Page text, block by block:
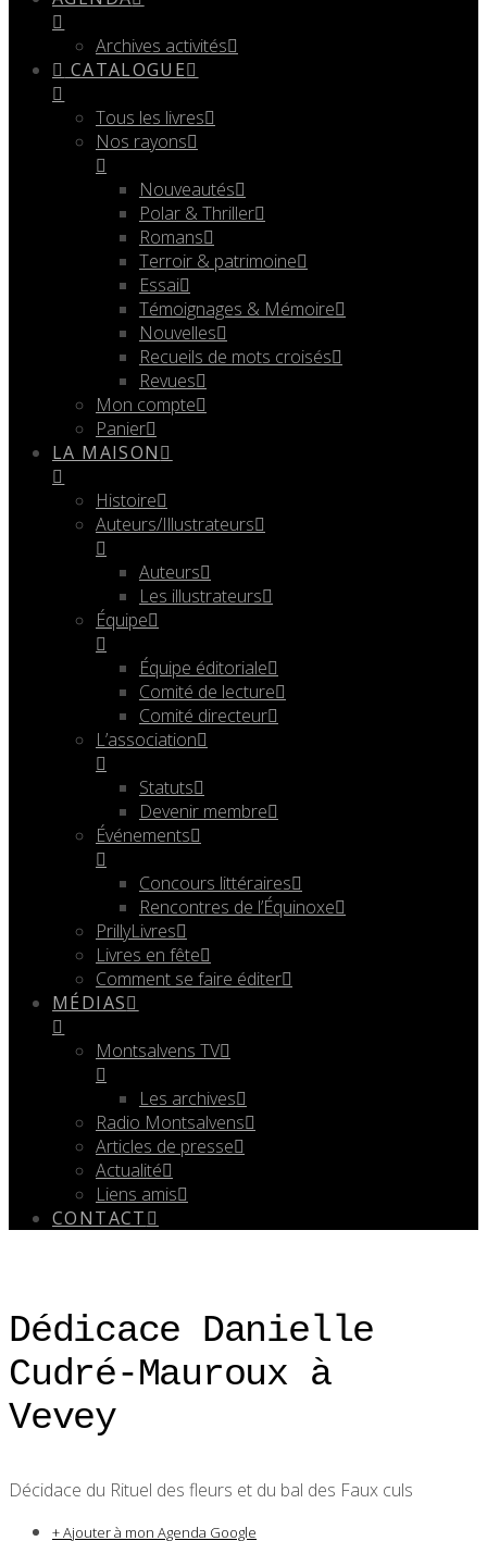
Archives activités
CATALOGUE
Tous les livres
Nos rayons
Nouveautés
Polar & Thriller
Romans
Terroir & patrimoine
Essai
Témoignages & Mémoire
Nouvelles
Recueils de mots croisés
Revues
Mon compte
Panier
LA MAISON
Histoire
Auteurs/Illustrateurs
Auteurs
Les illustrateurs
Équipe
Équipe éditoriale
Comité de lecture
Comité directeur
L’association
Statuts
Devenir membre
Événements
Concours littéraires
Rencontres de l’Équinoxe
PrillyLivres
Livres en fête
Comment se faire éditer
MÉDIAS
Montsalvens TV
Les archives
Radio Montsalvens
Articles de presse
Actualité
Liens amis
CONTACT
Dédicace Danielle
Cudré-Mauroux à
Vevey
Décidace du Rituel des fleurs et du bal des Faux culs
+ Ajouter à mon Agenda Google